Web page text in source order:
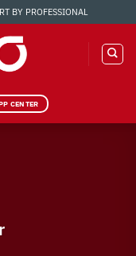
BY PROFESSIONAL
CENTER